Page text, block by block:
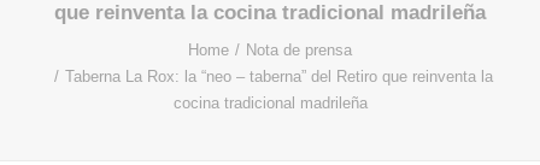
que reinventa la cocina tradicional madrileña
Home
Nota de prensa
Taberna La Rox: la “neo – taberna” del Retiro que reinventa la
cocina tradicional madrileña